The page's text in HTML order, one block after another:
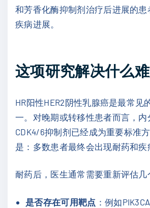
和芳香化酶抑制剂治疗后进展的
疾病进展。
这项研究解决什么
HR阳性HER2阴性乳腺癌是最常见
一。对晚期或转移性患者而言，内
CDK4/6抑制剂已经成为重要标准
是：多数患者最终会出现耐药和疾
耐药后，医生通常需要重新评估几
是否存在可用靶点 ：例如